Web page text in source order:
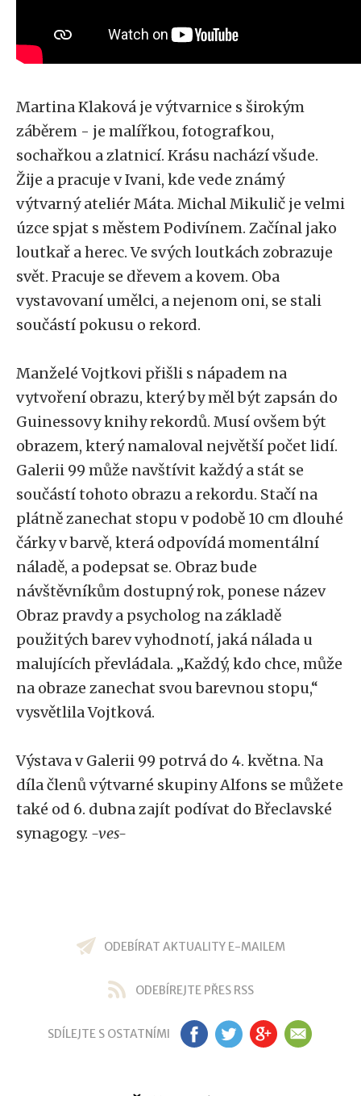
Martina Klaková je výtvarnice s širokým
záběrem - je malířkou, fotografkou,
sochařkou a zlatnicí. Krásu nachází všude.
Žije a pracuje v Ivani, kde vede známý
výtvarný ateliér Máta. Michal Mikulič je velmi
úzce spjat s městem Podivínem. Začínal jako
loutkař a herec. Ve svých loutkách zobrazuje
svět. Pracuje se dřevem a kovem. Oba
vystavovaní umělci, a nejenom oni, se stali
součástí pokusu o rekord.
Manželé Vojtkovi přišli s nápadem na
vytvoření obrazu, který by měl být zapsán do
Guinessovy knihy rekordů. Musí ovšem být
obrazem, který namaloval největší počet lidí.
Galerii 99 může navštívit každý a stát se
součástí tohoto obrazu a rekordu. Stačí na
plátně zanechat stopu v podobě 10 cm dlouhé
čárky v barvě, která odpovídá momentální
náladě, a podepsat se. Obraz bude
návštěvníkům dostupný rok, ponese název
Obraz pravdy a psycholog na základě
použitých barev vyhodnotí, jaká nálada u
malujících převládala. „Každý, kdo chce, může
na obraze zanechat svou barevnou stopu,“
vysvětlila Vojtková.
Výstava v Galerii 99 potrvá do 4. května. Na
díla členů výtvarné skupiny Alfons se můžete
také od 6. dubna zajít podívat do Břeclavské
synagogy. -ves-
ODEBÍRAT AKTUALITY E-MAILEM
ODEBÍREJTE PŘES RSS
SDÍLEJTE S OSTATNÍMI FB TW GP EM